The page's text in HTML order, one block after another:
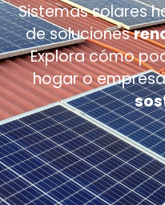
Sistemas solares
de soluciones
Explora cómo
hogar o